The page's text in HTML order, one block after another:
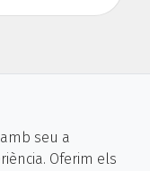
seu a
Oferim els